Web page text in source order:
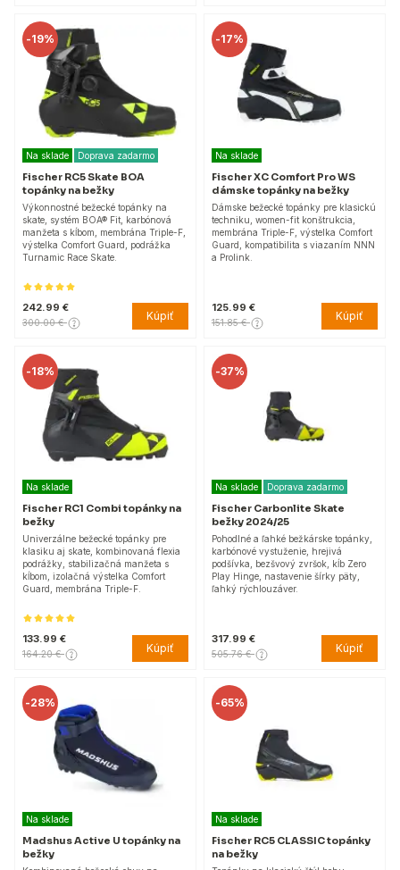
-19%
Na sklade Doprava zadarmo
Fischer RC5 Skate BOA
topánky na bežky
Výkonnostné bežecké topánky na
skate, systém BOA® Fit, karbónová
manžeta s kĺbom, membrána Triple-F,
výstelka Comfort Guard, podrážka
Turnamic Race Skate.
242.99 €
300.00 € Kúpiť
-17%
Na sklade
Fischer XC Comfort Pro WS
dámske topánky na bežky
Dámske bežecké topánky pre klasickú
techniku, women-fit konštrukcia,
membrána Triple-F, výstelka Comfort
Guard, kompatibilita s viazaním NNN
a Prolink.
125.99 €
151.85 € Kúpiť
-18%
Na sklade
Fischer RC1 Combi topánky na
bežky
Univerzálne bežecké topánky pre
klasiku aj skate, kombinovaná flexia
podrážky, stabilizačná manžeta s
kĺbom, izolačná výstelka Comfort
Guard, membrána Triple-F.
133.99 €
164.20 € Kúpiť
-37%
Na sklade Doprava zadarmo
Fischer Carbonlite Skate
bežky 2024/25
Pohodlné a ľahké bežkárske topánky,
karbónové vystuženie, hrejivá
podšívka, bezšvový zvršok, kĺb Zero
Play Hinge, nastavenie šírky päty,
ľahký rýchlouzáver.
317.99 €
505.76 € Kúpiť
-28%
Na sklade
Madshus Active U topánky na
bežky
-65%
Na sklade
Fischer RC5 CLASSIC topánky
na bežky